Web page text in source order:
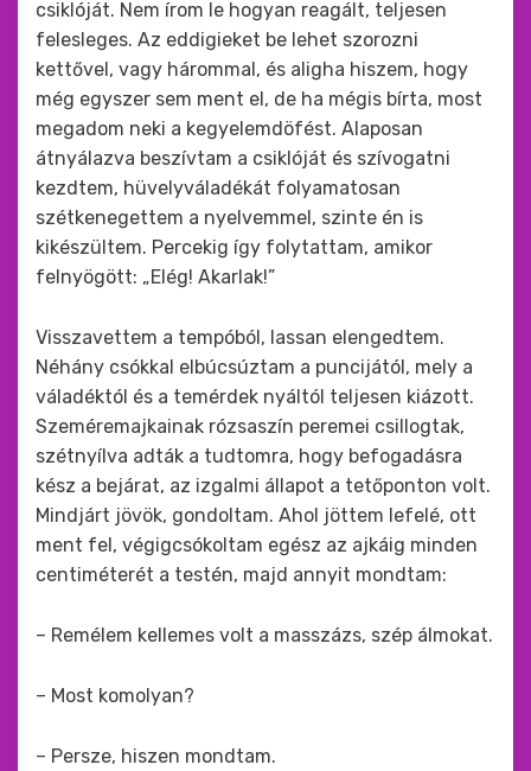
csiklóját. Nem írom le hogyan reagált, teljesen
felesleges. Az eddigieket be lehet szorozni
kettővel, vagy hárommal, és aligha hiszem, hogy
még egyszer sem ment el, de ha mégis bírta, most
megadom neki a kegyelemdöfést. Alaposan
átnyálazva beszívtam a csiklóját és szívogatni
kezdtem, hüvelyváladékát folyamatosan
szétkenegettem a nyelvemmel, szinte én is
kikészültem. Percekig így folytattam, amikor
felnyögött: „Elég! Akarlak!”
Visszavettem a tempóból, lassan elengedtem.
Néhány csókkal elbúcsúztam a puncijától, mely a
váladéktól és a temérdek nyáltól teljesen kiázott.
Szeméremajkainak rózsaszín peremei csillogtak,
szétnyílva adták a tudtomra, hogy befogadásra
kész a bejárat, az izgalmi állapot a tetőponton volt.
Mindjárt jövök, gondoltam. Ahol jöttem lefelé, ott
ment fel, végigcsókoltam egész az ajkáig minden
centiméterét a testén, majd annyit mondtam:
– Remélem kellemes volt a masszázs, szép álmokat.
– Most komolyan?
– Persze, hiszen mondtam.